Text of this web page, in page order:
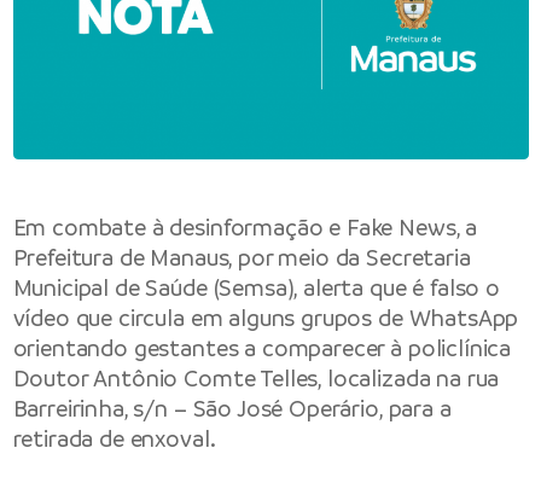
Em combate à desinformação e Fake News, a
Prefeitura de Manaus, por meio da Secretaria
Municipal de Saúde (Semsa), alerta que é falso o
vídeo que circula em alguns grupos de WhatsApp
orientando gestantes a comparecer à policlínica
Doutor Antônio Comte Telles, localizada na rua
Barreirinha, s/n – São José Operário, para a
retirada de enxoval.